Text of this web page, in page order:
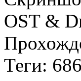
OST &
Теги: 686